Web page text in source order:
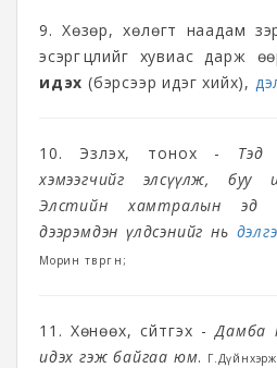
9. Хөзөр, хөлөгт наадам
эсэргүүцлийг хувиас дарж
идэх (бэрсээр идэг хийх),
10. Эзлэх, тонох - Тэд
хэмээгчийг элсүүлж, буу
Элстийн хамтралын эд
дээрэмдэн үлдсэнийг нь
Морин төвөргөөн;
11. Хөнөөх, сүйтгэх -Дамба
идэх гэж байгаа юм.